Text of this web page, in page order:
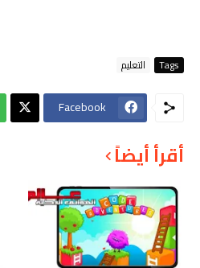
Tags التعليم
Facebook
أقرأ أيضاً